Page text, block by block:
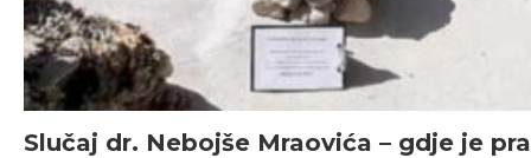
Slučaj dr. Nebojše Mraovića – gdje je